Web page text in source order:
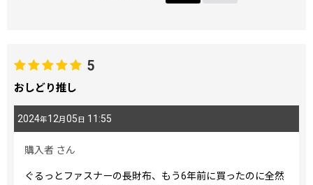
5
おしどり推し
2024年12月 05 日 11:55
購入者 さん
ぐるっとファスナーの長財布、もう6年前に買ったのに全然